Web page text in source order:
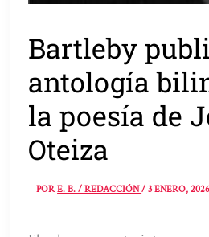
Bartleby
antología
la poesía de
Oteiza
PORE. B. / REDACCIÓN/3 ENERO, 2026